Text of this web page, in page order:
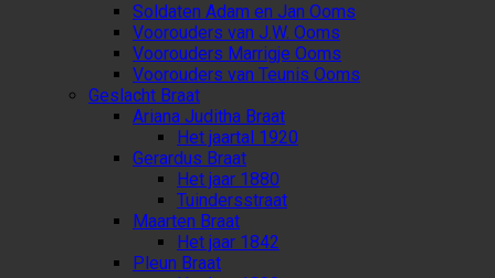
Soldaten Adam en Jan Ooms
Voorouders van J.W. Ooms
Voorouders Marrigje Ooms
Voorouders van Teunis Ooms
Geslacht Braat
Ariana Juditha Braat
Het jaartal 1920
Gerardus Braat
Het jaar 1880
Tuindersstraat
Maarten Braat
Het jaar 1842
Pleun Braat